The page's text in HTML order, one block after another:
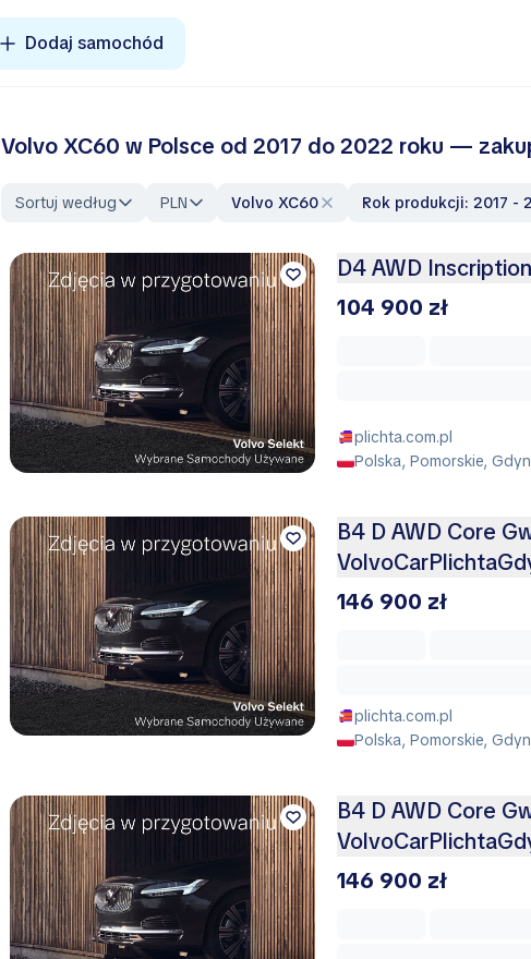
Dodaj samochód
Volvo XC60 w Polsce od 2017 do 2022 roku —
Sortuj według PLN Volvo XC60 Rok produkcji: 2017 -
D4 AWD
104 900 zł
plichta.com.pl
Polska, Pomorskie,
B4 D AWD Core
146 900 zł
plichta.com.pl
Polska, Pomorskie,
B4 D AWD Core
146 900 zł